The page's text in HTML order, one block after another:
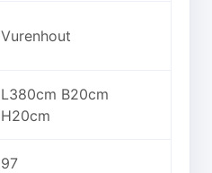
Vurenhout
L380cm B20cm
H20cm
97